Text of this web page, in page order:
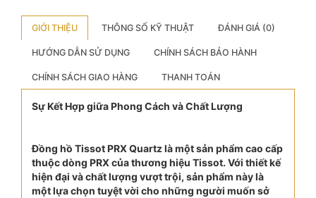
GIỚI THIỆU THÔNG SỐ KỸ THUẬT ĐÁNH GIÁ (0)
HƯỚNG DẪN SỬ DỤNG CHÍNH SÁCH BẢO HÀNH
CHÍNH SÁCH GIAO HÀNG THANH TOÁN
Sự Kết Hợp giữa Phong Cách và Chất Lượng
Đồng hồ Tissot PRX Quartz là một sản phẩm cao cấp
thuộc dòng PRX của thương hiệu Tissot. Với thiết kế
hiện đại và chất lượng vượt trội, sản phẩm này là
một lựa chọn tuyệt vời cho những người muốn sở